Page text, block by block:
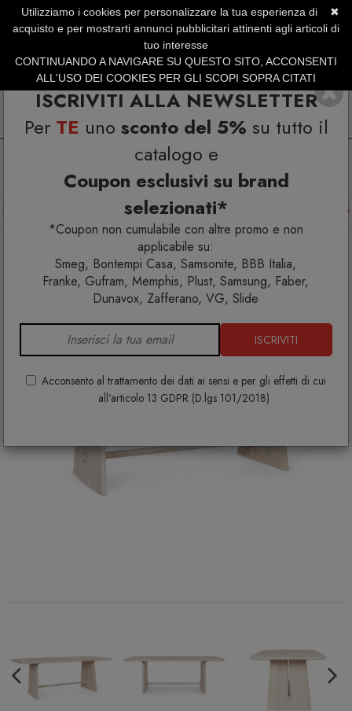
ISCRIVITI ALLA NEWSLETTER
Per TE uno sconto del 5% su tutto il
catalogo e
Coupon esclusivi su brand
selezionati*
*Coupon non cumulabile con altre promo e non
applicabile su:
Smeg, Bontempi Casa, Samsonite, BBB Italia,
Franke, Gufram, Memphis, Plust, Samsung, Faber,
Dunavox, Zafferano, VG, Slide
ISCRIVITI
Acconsento al trattamento dei dati ai sensi e per gli effetti di cui
all'articolo 13 GDPR (D.lgs 101/2018)
SERVIZIO CLIENTI +39.0773.470.562
SUMMER SALES | Fino al 31 Agosto
Arredo interno Tavoli Tavolo Elisheva 200x96,5
✖
Utilizziamo i cookies per personalizzare la tua esperienza di
acquisto e per mostrarti annunci pubblicitari attinenti agli articoli di
tuo interesse
CONTINUANDO A NAVIGARE SU QUESTO SITO, ACCONSENTI
ALL'USO DEI COOKIES PER GLI SCOPI SOPRA CITATI